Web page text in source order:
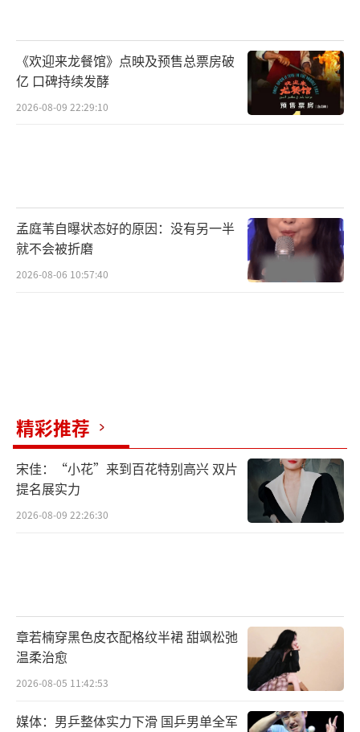
《欢迎来龙餐馆》点映及预售总票房破
亿 口碑持续发酵
2026-08-09 22:29:10
孟庭苇自曝状态好的原因：没有另一半
就不会被折磨
2026-08-06 10:57:40
精彩推荐
宋佳：“小花”来到百花特别高兴 双片
提名展实力
2026-08-09 22:26:30
章若楠穿黑色皮衣配格纹半裙 甜飒松弛
温柔治愈
2026-08-05 11:42:53
媒体：男乒整体实力下滑 国乒男单全军